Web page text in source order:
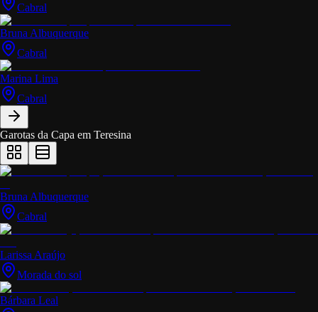
Cabral
Bruna Albuquerque
Cabral
Marina Lima
Cabral
Garotas da Capa em Teresina
Bruna Albuquerque
Cabral
Larissa Araújo
Morada do sol
Bárbara Leal